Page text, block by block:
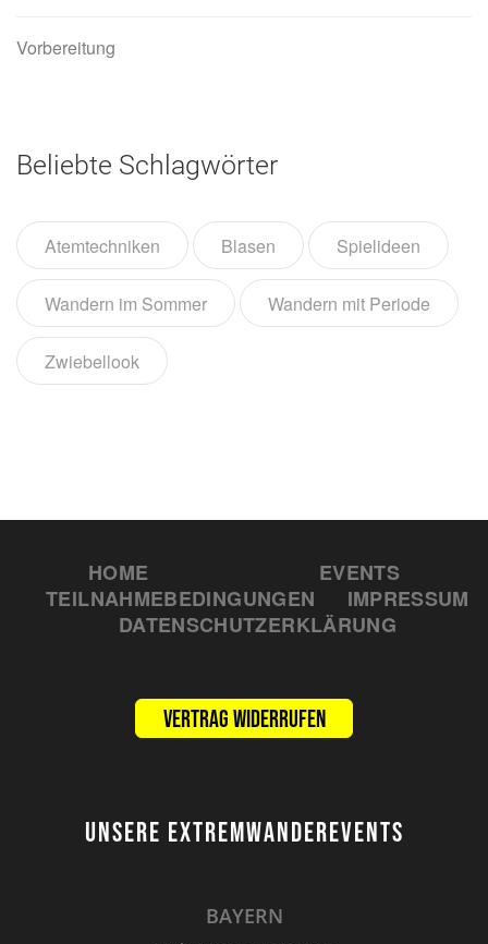
Vorbereitung
Beliebte Schlagwörter
Atemtechniken Blasen Spielideen
Wandern im Sommer Wandern mit Periode
Zwiebellook
HOME
EVENTS
TEILNAHMEBEDINGUNGEN
IMPRESSUM
DATENSCHUTZERKLÄRUNG
Vertrag widerrufen
UNSERE EXTREMWANDEREVENTS
BAYERN